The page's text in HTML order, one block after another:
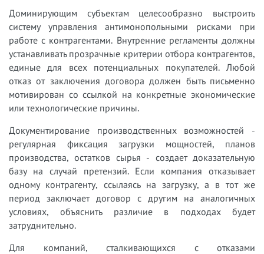
Доминирующим субъектам целесообразно выстроить
систему управления антимонопольными рисками при
работе с контрагентами. Внутренние регламенты должны
устанавливать прозрачные критерии отбора контрагентов,
единые для всех потенциальных покупателей. Любой
отказ от заключения договора должен быть письменно
мотивирован со ссылкой на конкретные экономические
или технологические причины.
Документирование производственных возможностей -
регулярная фиксация загрузки мощностей, планов
производства, остатков сырья - создает доказательную
базу на случай претензий. Если компания отказывает
одному контрагенту, ссылаясь на загрузку, а в тот же
период заключает договор с другим на аналогичных
условиях, объяснить различие в подходах будет
затруднительно.
Для компаний, сталкивающихся с отказами